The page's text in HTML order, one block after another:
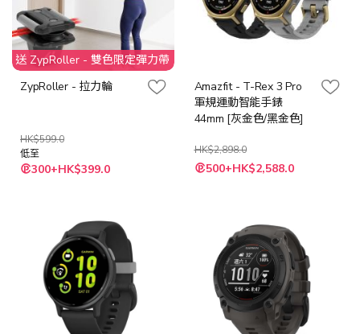
送 ZypRoller - 雙色限定彈力帶
ZypRoller - 拉力輪
HK$599.0
低至
300+HK$399.0
Amazfit - T-Rex 3 Pro
軍規運動智能手錶
44mm [灰金色/黑金色]
HK$2,898.0
500+HK$2,588.0